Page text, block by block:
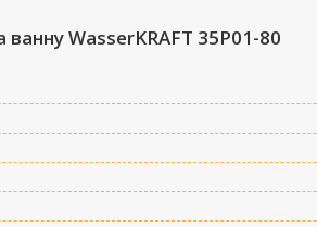
WasserKRAFT 35P01-80